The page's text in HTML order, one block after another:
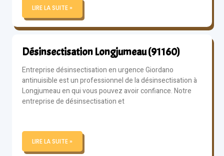
LIRE LA SUITE »
Désinsectisation Longjumeau (91160)
Entreprise désinsectisation en urgence Giordano
antinuisible est un professionnel de la désinsectisation à
Longjumeau en qui vous pouvez avoir confiance. Notre
entreprise de désinsectisation et
LIRE LA SUITE »